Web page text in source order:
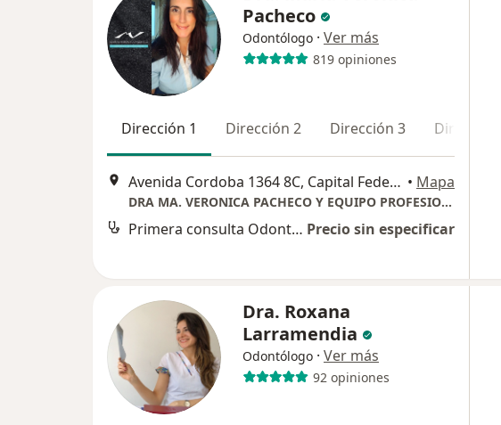
Pacheco
Odontólogo · Ver más
819 opiniones
Dirección 1 Dirección 2 Dirección 3 Dirección 4
Avenida Cordoba 1364 8C, Capital Federal • Mapa
DRA MA. VERONICA PACHECO Y EQUIPO PROFESIONAL
Primera consulta Odontología Precio sin especificar
Dra. Roxana
Larramendia
Odontólogo · Ver más
92 opiniones